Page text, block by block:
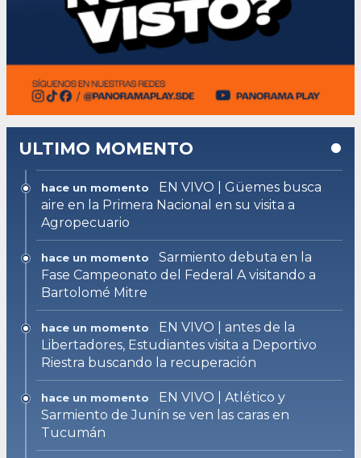
ULTIMO MOMENTO
hace un momento
EN VIVO | Güemes busca
aire en la Primera Nacional en su visita a
Agropecuario
hace un momento
Sarmiento debuta en la
Fase Campeonato del Federal A visitando a
Bartolomé Mitre
hace un momento
EN VIVO | antes de la
Libertadores, Estudiantes visita a Deportivo
Riestra buscando la recuperación
hace un momento
EN VIVO | Atlético y
Sarmiento de Junín se ven las caras en
Tucumán